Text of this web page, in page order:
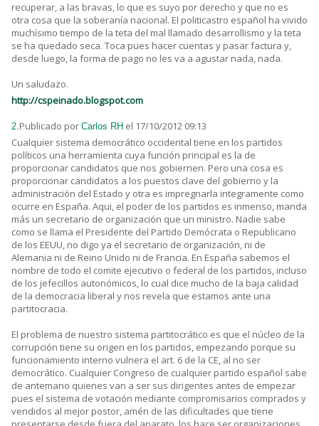
recuperar, a las bravas, lo que es suyo por derecho y que no es
otra cosa que la soberanía nacional. El politicastro español ha vivido
muchísimo tiempo de la teta del mal llamado desarrollismo y la teta
se ha quedado seca. Toca pues hacer cuentas y pasar factura y,
desde luego, la forma de pago no les va a agustar nada, nada.
Un saludazo.
http://cspeinado.blogspot.com
2.Publicado por Carlos RH el 17/10/2012 09:13
Cualquier sistema democrático occidental tiene en los partidos
políticos una herramienta cuya función principal es la de
proporcionar candidatos que nos gobiernen. Pero una cosa es
proporcionar candidatos a los puestos clave del gobierno y la
administración del Estado y otra es impregnarla integramente como
ocurre en España. Aqui, el poder de los partidos es inmenso, manda
más un secretario de organización que un ministro. Nadie sabe
como se llama el Presidente del Partido Demócrata o Republicano
de los EEUU, no digo ya el secretario de organización, ni de
Alemania ni de Reino Unido ni de Francia. En España sabemos el
nombre de todo el comite ejecutivo o federal de los partidos, incluso
de los jefecillos autonómicos, lo cual dice mucho de la baja calidad
de la democracia liberal y nos revela que estamos ante una
partitocracia.
El problema de nuestro sistema partitocrático es que el núcleo de la
corrupción tiene su origen en los partidos, empezando porque su
funcionamiento interno vulnera el art. 6 de la CE, al no ser
democrático. Cualquier Congreso de cualquier partido español sabe
de antemano quienes van a ser sus dirigentes antes de empezar
pues el sistema de votación mediante compromisarios comprados y
vendidos al mejor postor, amén de las dificultades que tiene